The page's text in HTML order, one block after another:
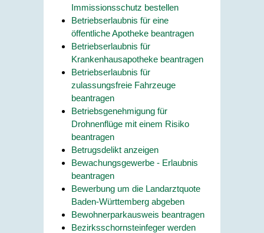
Immissionsschutz bestellen
Betriebserlaubnis für eine
öffentliche Apotheke beantragen
Betriebserlaubnis für
Krankenhausapotheke beantragen
Betriebserlaubnis für
zulassungsfreie Fahrzeuge
beantragen
Betriebsgenehmigung für
Drohnenflüge mit einem Risiko
beantragen
Betrugsdelikt anzeigen
Bewachungsgewerbe - Erlaubnis
beantragen
Bewerbung um die Landarztquote
Baden-Württemberg abgeben
Bewohnerparkausweis beantragen
Bezirksschornsteinfeger werden